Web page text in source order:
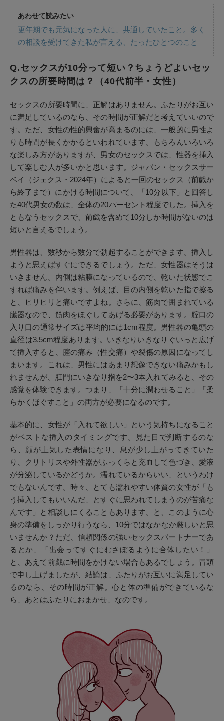
あわせて読みたい
更年期でも元気になった人に、共通していたこと。多く
の相談を受けてきた私が言える、たったひとつのこと
Q.セックスが10分って短い？ちょうどよいセッ
クスの所要時間は？（40代前半・女性）
セックスの所要時間に、正解はありません。ふたりがお互い
に満足しているのなら、その時間が正解だと考えていいので
す。ただ、女性の性的興奮が高まるのには、一般的に男性よ
りも時間が長くかかるといわれています。もちろんいろいろ
な楽しみ方がありますが、男女のセックスでは、性器を挿入
して楽しむ人が多いかと思います。ジャパン・セックスサー
ベイ（ジェクス・2024年）によると一回のセックス（前戯か
ら終了まで）にかける時間について、「10分以下」と回答し
た40代男女の数は、全体の20パーセント程度でした。挿入を
ともなうセックスで、前戯を含めて10分しか時間がないのは
短いと言えるでしょう。
男性器は、数秒から数分で勃起することができます。挿入し
ようと思えばすぐにできるでしょう。ただ、女性器はそうは
いきません。内側は粘膜になっているので、乾いた状態でこ
すれば痛みを伴います。例えば、目の内側を乾いた指で擦る
と、ヒリヒリと痛いですよね。さらに、筋肉で囲まれている
臓器なので、筋肉をほぐしてあげる必要があります。腟口の
入り口の通常サイズは平均的には1cm程度。男性器の亀頭の
直径は3.5cm程度あります。いきなりいきなりぐいっと広げ
て挿入すると、腟の痛み（性交痛）や裂傷の原因になってし
まいます。これは、男性にはあまり想像できない痛みかもし
れませんが、肛門にいきなり指を2〜3本入れてみると、その
感覚を体験できます。つまり、「十分に潤わせること」「柔
らかくほぐすこと」の両方が必要になるのです。
基本的に、女性が「入れて欲しい」という気持ちになること
がベストな挿入のタイミングです。見た目で判断するのな
ら、顔が上気した表情になり、息が少し上がってきていた
り、クリトリスや外性器がふっくらと充血して色づき、愛液
が分泌しているかどうか。濡れているからいい、というわけ
でもないんです。時々、とても濡れやすい体質の女性が「も
う挿入してもいいんだ、とすぐに思われてしまうのが苦痛な
んです」と相談しにくることもあります。と、このように心
身の準備をしっかり行うなら、10分ではなかなか厳しいと思
いませんか？ただ、信頼関係の強いセックスパートナーであ
るとか、「出会ってすぐにむさぼるように合体したい！」
と、あえて前戯に時間をかけない場合もあるでしょう。冒頭
で申し上げましたが、結論は、ふたりがお互いに満足してい
るのなら、その時間が正解。心と体の準備ができているな
ら、あとはふたりにおまかせ、なのです。